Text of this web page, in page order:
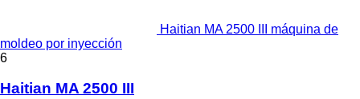
Haitian MA 2500 III máquina de
moldeo por inyección
6
Haitian MA 2500 III